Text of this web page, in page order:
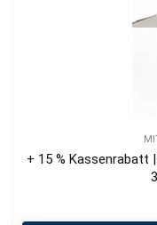
+ 15 % Kassenrabatt